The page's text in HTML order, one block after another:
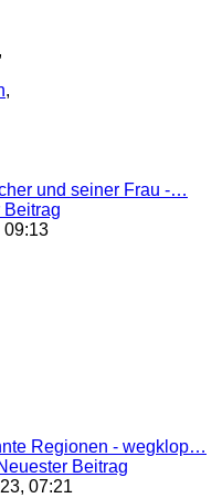
,
,
und seiner Frau -…
Beitrag
09:13
Regionen - wegklop…
Beitrag
07:21